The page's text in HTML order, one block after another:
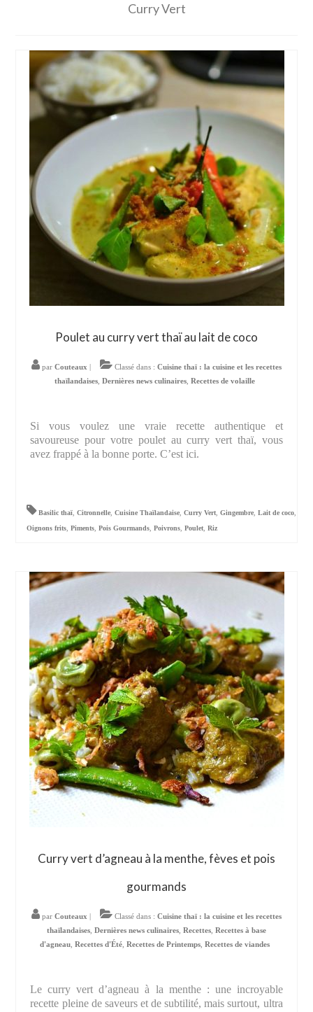
Curry Vert
Poulet au curry vert thaï au lait de coco
par Couteaux Classé dans : Cuisine thaï : la cuisine et les recettes
thaïlandaises Dernières news culinaires Recettes de volaille
Si vous voulez une vraie recette authentique et
savoureuse pour votre poulet au curry vert thaï, vous
avez frappé à la bonne porte. C’est ici.
Basilic thaï,Citronnelle,Cuisine Thaïlandaise,Curry Vert,Gingembre,Lait de coco,
Oignons frits,Piments,Pois Gourmands,Poivrons,Poulet,Riz
Curry vert d’agneau à la menthe, fèves et pois
gourmands
par Couteaux Classé dans : Cuisine thaï : la cuisine et les recettes
thaïlandaises Dernières news culinaires Recettes Recettes à base
d'agneau Recettes d'Été Recettes de Printemps Recettes de viandes
Le curry vert d’agneau à la menthe : une incroyable
recette pleine de saveurs et de subtilité, mais surtout, ultra